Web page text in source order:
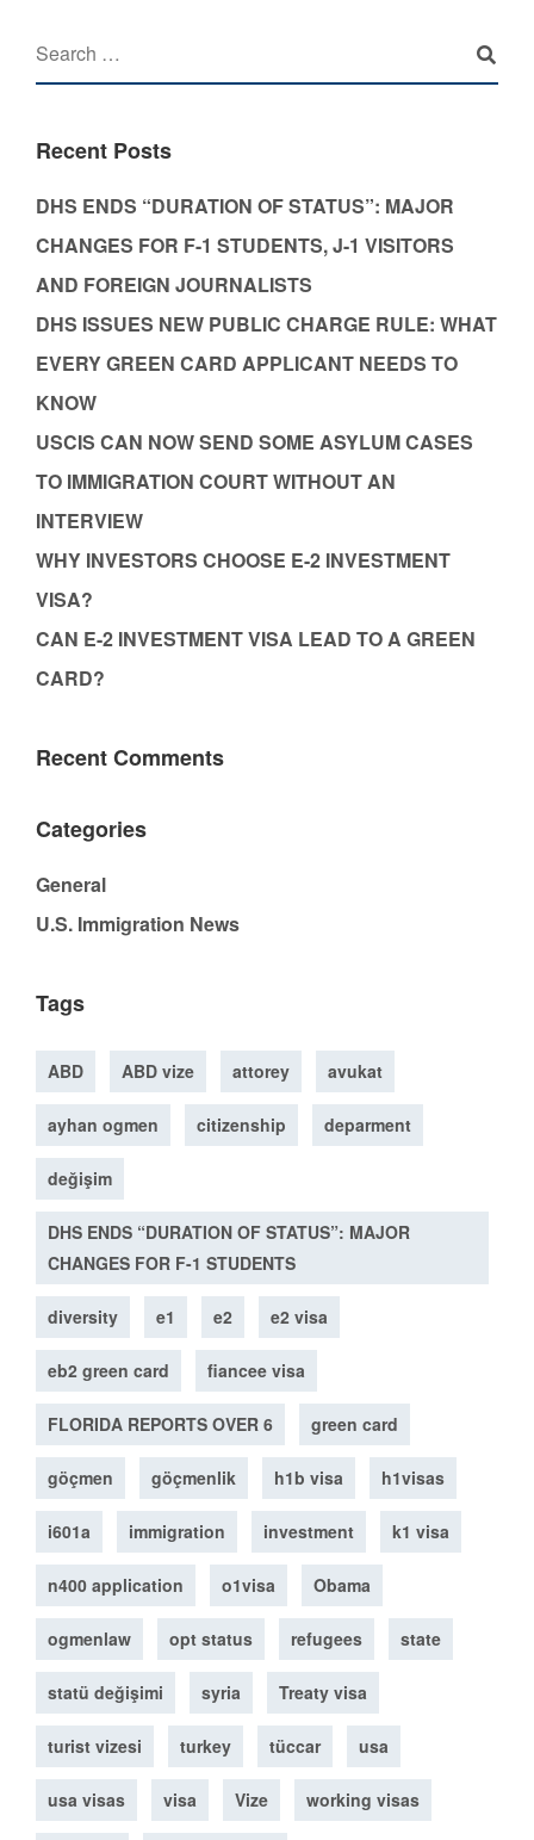
Recent Posts
DHS ENDS “DURATION OF STATUS”: MAJOR
CHANGES FOR F-1 STUDENTS, J-1 VISITORS
AND FOREIGN JOURNALISTS
DHS ISSUES NEW PUBLIC CHARGE RULE: WHAT
EVERY GREEN CARD APPLICANT NEEDS TO
KNOW
USCIS CAN NOW SEND SOME ASYLUM CASES
TO IMMIGRATION COURT WITHOUT AN
INTERVIEW
WHY INVESTORS CHOOSE E-2 INVESTMENT
VISA?
CAN E-2 INVESTMENT VISA LEAD TO A GREEN
CARD?
Recent Comments
Categories
General
U.S. Immigration News
Tags
ABD ABD vize attorey avukat
ayhan ogmen citizenship deparment
değişim
DHS ENDS “DURATION OF STATUS”: MAJOR
CHANGES FOR F-1 STUDENTS
diversity e1 e2 e2 visa
eb2 green card fiancee visa
FLORIDA REPORTS OVER 6 green card
göçmen göçmenlik h1b visa h1visas
i601a immigration investment k1 visa
n400 application o1visa Obama
ogmenlaw opt status refugees state
statü değişimi syria Treaty visa
turist vizesi turkey tüccar usa
usa visas visa Vize working visas